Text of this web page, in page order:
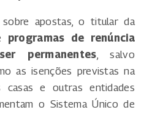
apostas, o titular da
programas de renúncia
permanentes, salvo
as isenções previstas na
casas e outras entidades
o Sistema Único de